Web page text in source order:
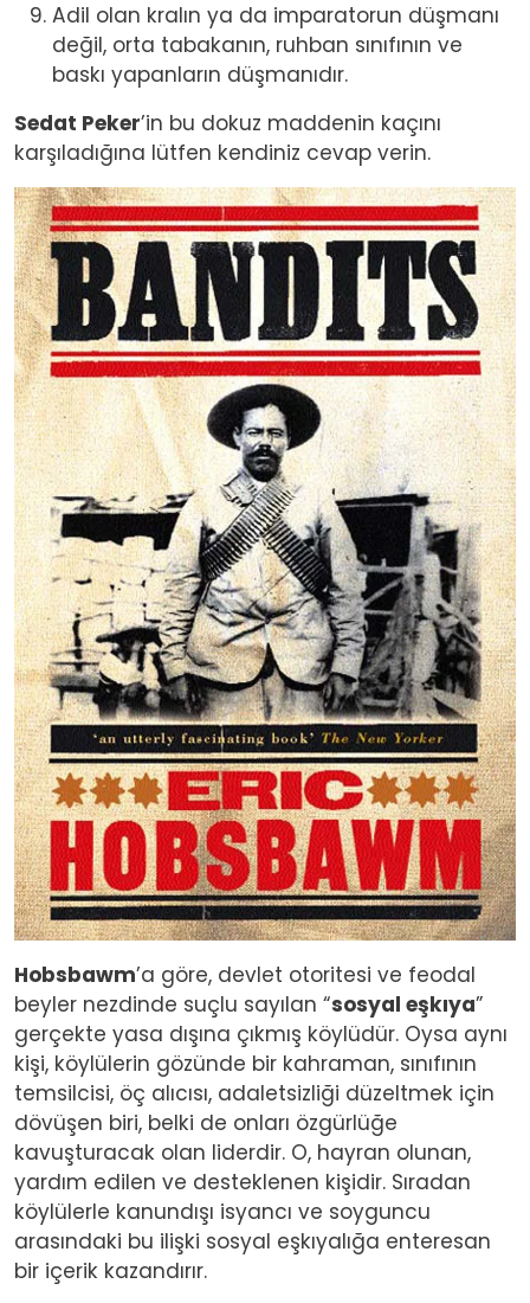
Adil olan kralın ya da imparatorun düşmanı
değil, orta tabakanın, ruhban sınıfının ve
baskı yapanların düşmanıdır.
Sedat Peker’in bu dokuz maddenin kaçını
karşıladığına lütfen kendiniz cevap verin.
Image
Hobsbawm’a göre, devlet otoritesi ve feodal
beyler nezdinde suçlu sayılan “sosyal eşkıya”
gerçekte yasa dışına çıkmış köylüdür. Oysa aynı
kişi, köylülerin gözünde bir kahraman, sınıfının
temsilcisi, öç alıcısı, adaletsizliği düzeltmek için
dövüşen biri, belki de onları özgürlüğe
kavuşturacak olan liderdir. O, hayran olunan,
yardım edilen ve desteklenen kişidir. Sıradan
köylülerle kanundışı isyancı ve soyguncu
arasındaki bu ilişki sosyal eşkıyalığa enteresan
bir içerik kazandırır.